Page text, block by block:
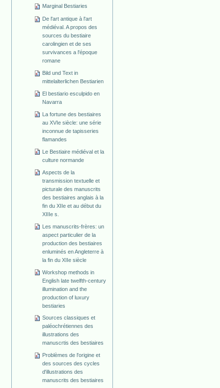
Marginal Bestiaries
De l'art antique à l'art
médiéval. A propos des
sources du bestiaire
carolingien et de ses
survivances a l'époque
romane
Bild und Text in
mittelalterlichen Bestiarien
El bestiario esculpido en
Navarra
La fortune des bestiaires
au XVIe siècle: une série
inconnue de tapisseries
flamandes
Le Bestiaire médiéval et la
culture normande
Aspects de la
transmission textuelle et
picturale des manuscrits
des bestiaires anglais à la
fin du XIIe et au début du
XIIIe s.
Les manuscrits-frères: un
aspect particulier de la
production des bestiaires
enluminés en Angleterre à
la fin du XIIe siècle
Workshop methods in
English late twelfth-century
illumination and the
production of luxury
bestiaries
Sources classiques et
paléochrétiennes des
illustrations des
manuscrtis des bestiaires
Problèmes de l'origine et
des sources des cycles
d'illustrations des
manuscrits des bestiaires